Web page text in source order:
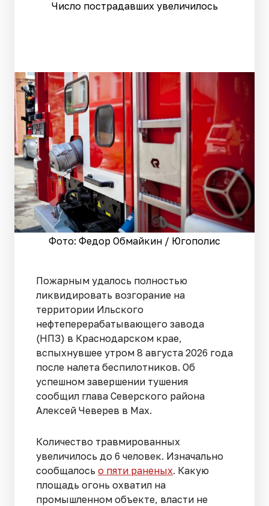
Число пострадавших увеличилось
Фото: Федор Обмайкин / Югополис
Пожарным удалось полностью
ликвидировать возгорание на
территории Ильского
нефтеперерабатывающего завода
(НПЗ) в Краснодарском крае,
вспыхнувшее утром 8 августа 2026 года
после налета беспилотников. Об
успешном завершении тушения
сообщил глава Северского района
Алексей Чеверев в Max.
Количество травмированных
увеличилось до 6 человек. Изначально
сообщалось о пяти раненых. Какую
площадь огонь охватил на
промышленном объекте, власти не